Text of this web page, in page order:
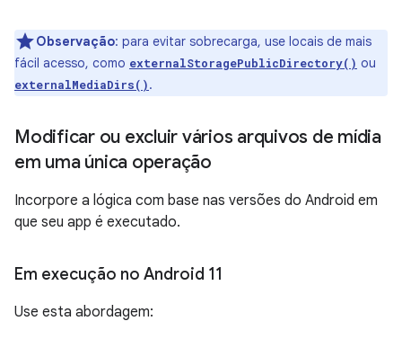
Observação: para evitar sobrecarga, use locais de mais
fácil acesso, como externalStoragePublicDirectory() ou
externalMediaDirs().
Modificar ou excluir vários arquivos de mídia
em uma única operação
Incorpore a lógica com base nas versões do Android em
que seu app é executado.
Em execução no Android 11
Use esta abordagem: